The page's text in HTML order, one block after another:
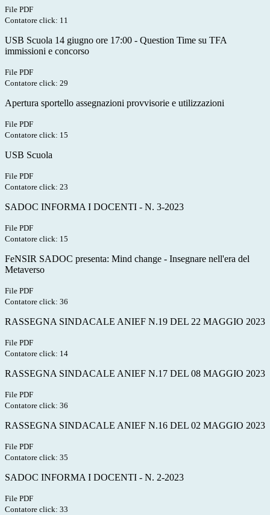
File PDF
Contatore click: 11
USB Scuola 14 giugno ore 17:00 - Question Time su TFA
immissioni e concorso
File PDF
Contatore click: 29
Apertura sportello assegnazioni provvisorie e utilizzazioni
File PDF
Contatore click: 15
USB Scuola
File PDF
Contatore click: 23
SADOC INFORMA I DOCENTI - N. 3-2023
File PDF
Contatore click: 15
FeNSIR SADOC presenta: Mind change - Insegnare nell'era del
Metaverso
File PDF
Contatore click: 36
RASSEGNA SINDACALE ANIEF N.19 DEL 22 MAGGIO 2023
File PDF
Contatore click: 14
RASSEGNA SINDACALE ANIEF N.17 DEL 08 MAGGIO 2023
File PDF
Contatore click: 36
RASSEGNA SINDACALE ANIEF N.16 DEL 02 MAGGIO 2023
File PDF
Contatore click: 35
SADOC INFORMA I DOCENTI - N. 2-2023
File PDF
Contatore click: 33